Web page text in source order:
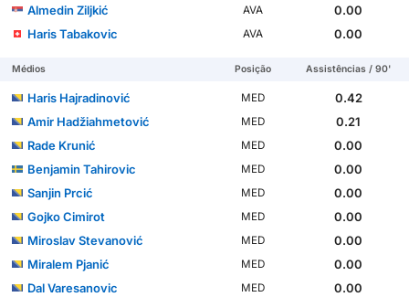
Almedin Ziljkić
AVA
0.00
Haris Tabakovic
AVA 0.00
Médios Posição Assistências / 90'
Haris Hajradinović MED
0.42
Amir Hadžiahmetović
MED
0.21
Rade Krunić
MED
0.00
Benjamin Tahirovic
MED
0.00
Sanjin Prcić
MED
0.00
Gojko Cimirot
MED
0.00
Miroslav Stevanović
MED
0.00
Miralem Pjanić
MED
0.00
Dal Varesanovic
MED
0.00